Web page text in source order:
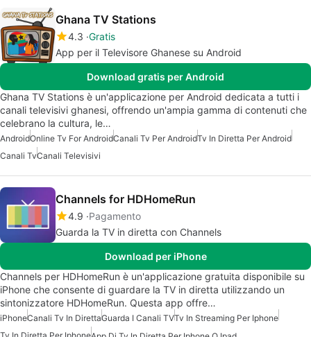
Ghana TV Stations
4.3 Gratis
App per il Televisore Ghanese su Android
Download gratis per Android
Ghana TV Stations è un'applicazione per Android dedicata a tutti i
canali televisivi ghanesi, offrendo un'ampia gamma di contenuti che
celebrano la cultura, le…
AndroidOnline Tv For AndroidCanali Tv Per AndroidTv In Diretta Per Android
Canali TvCanali Televisivi
Channels for HDHomeRun
4.9 Pagamento
Guarda la TV in diretta con Channels
Download per iPhone
Channels per HDHomeRun è un'applicazione gratuita disponibile su
iPhone che consente di guardare la TV in diretta utilizzando un
sintonizzatore HDHomeRun. Questa app offre…
iPhoneCanali Tv In DirettaGuarda I Canali TVTv In Streaming Per Iphone